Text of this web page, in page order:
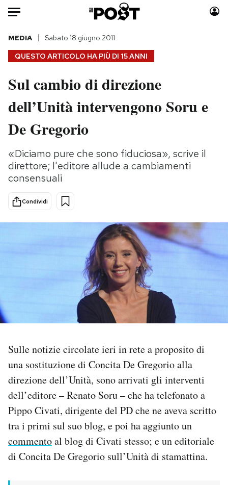
HOME
Italia
Politica
Tecnologia
Scienza
Cultura
Sport
Moda
Consumismi
Media
I MIEI PREFERITI
SHOP
CALENDARIO
AREA PERSONALE
Area Personale
Newsletter
Notifiche mobile
QUESTO ARTICOLO HA PIÙ DI 15 ANNI
MEDIA Sabato 18 giugno 2011
Sul cambio di direzione
dell’Unità intervengono Soru e
De Gregorio
«Diciamo pure che sono fiduciosa», scrive il
direttore; l'editore allude a cambiamenti
consensuali
Condividi
Sulle notizie circolate ieri in rete a proposito di
una sostituzione di Concita De Gregorio alla
direzione dell’Unità, sono arrivati gli interventi
dell’editore – Renato Soru – che ha telefonato a
Pippo Civati, dirigente del PD che ne aveva scritto
tra i primi sul suo blog, e poi ha aggiunto un
commentoal blog di Civati stesso; e un editoriale
di Concita De Gregorio sull’Unità di stamattina.